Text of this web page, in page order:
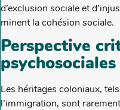
d’exclusion sociale et
minent la cohésion sociale.
Perspective
Les héritages coloniaux,
l’immigration, sont